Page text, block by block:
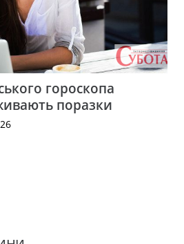
гороскопа
поразки